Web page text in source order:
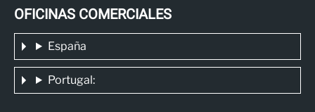
OFICINAS COMERCIALES
España
Portugal: